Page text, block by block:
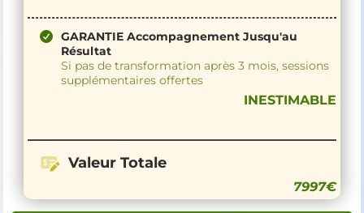
GARANTIE Accompagnement Jusqu'au
Résultat
Si pas de transformation après 3 mois, sessions
supplémentaires offertes
INESTIMABLE
Valeur Totale
7997€